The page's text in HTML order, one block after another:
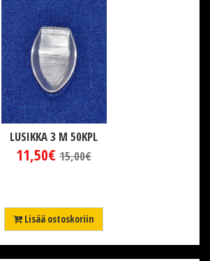
LUSIKKA 3 M 50KPL
11,50€ 15,00€
Lisää ostoskoriin